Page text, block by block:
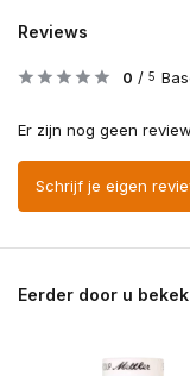
Reviews
0 / 5
Er zijn nog geen
Schrijf je eigen
Eerder door u